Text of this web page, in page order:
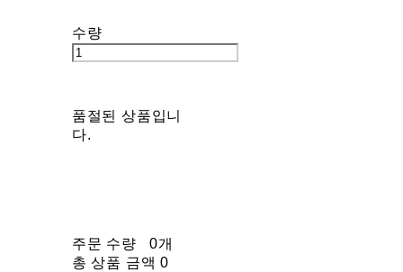
수량
품절된 상품입니
다.
주문 수량
0개
총 상품 금액 0